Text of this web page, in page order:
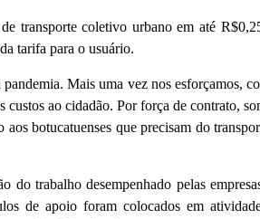
transporte coletivo urbano em até
tarifa para o usuário.
Mais uma vez nos esforçamos,
ao cidadão. Por força de contrato,
botucatuenses que precisam do
trabalho desempenhado pelas
de apoio foram colocados em